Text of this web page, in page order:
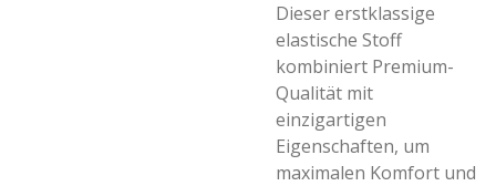
Dieser erstklassige
elastische Stoff
kombiniert Premium-
Qualität mit
einzigartigen
Eigenschaften, um
maximalen Komfort und